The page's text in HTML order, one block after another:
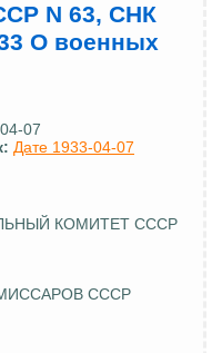
N 63, СНК
О военных
07
Дате 1933-04-07
КОМИТЕТ СССР
СССР